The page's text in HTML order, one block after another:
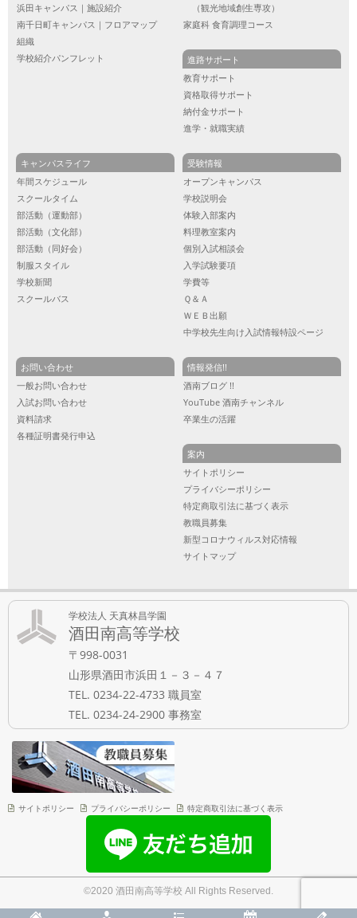
浜田キャンパス｜施設紹介
南千日町キャンパス｜フロアマップ
組織
学校紹介パンフレット
（観光地域創生専攻）
家庭科 食育調理コース
進路サポート
教育サポート
資格取得サポート
納付金サポート
進学・就職実績
キャンパスライフ
年間スケジュール
スクールタイム
部活動（運動部）
部活動（文化部）
部活動（同好会）
制服スタイル
学校新聞
スクールバス
受験情報
オープンキャンパス
学校説明会
体験入部案内
料理教室案内
個別入試相談会
入学試験要項
学費等
Ｑ＆Ａ
ＷＥＢ出願
中学校先生向け入試情報特設ページ
お問い合わせ
一般お問い合わせ
入試お問い合わせ
資料請求
各種証明書発行申込
情報発信!!
酒南ブログ !!
YouTube 酒南チャンネル
卒業生の活躍
案内
サイトポリシー
プライバシーポリシー
特定商取引法に基づく表示
教職員募集
新型コロナウィルス対応情報
サイトマップ
学校法人 天真林昌学園
酒田南高等学校
〒998-0031
山形県酒田市浜田１－３－４７
TEL. 0234-22-4733 職員室
TEL. 0234-24-2900 事務室
サイトポリシー プライバシーポリシー 特定商取引法に基づく表示
©2020 酒田南高等学校 All Rights Reserved.